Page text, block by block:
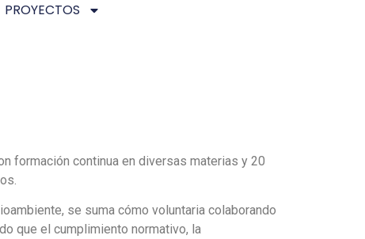
PROYECTOS
formación continua en diversas materias y 20
se suma cómo voluntaria colaborando
que el cumplimiento normativo, la